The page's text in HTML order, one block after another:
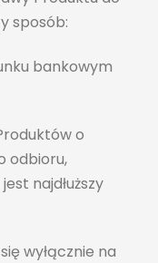
sposób:
bankowym
o
odbioru,
najdłuższy
wyłącznie na